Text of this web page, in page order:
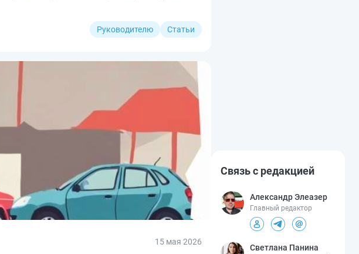
Руководителю Статьи
15 мая 2026
Связь с редакцией
Александр Элеазер
Главный редактор
Светлана Панина